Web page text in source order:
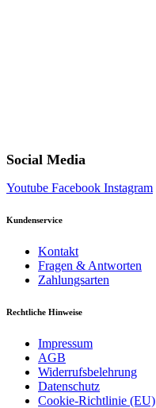
Social Media
Youtube Facebook Instagram
Kundenservice
Kontakt
Fragen & Antworten
Zahlungsarten
Rechtliche Hinweise
Impressum
AGB
Widerrufsbelehrung
Datenschutz
Cookie-Richtlinie (EU)